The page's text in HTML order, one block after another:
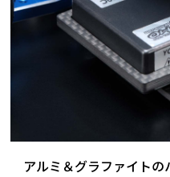
アルミ＆グラファイトの